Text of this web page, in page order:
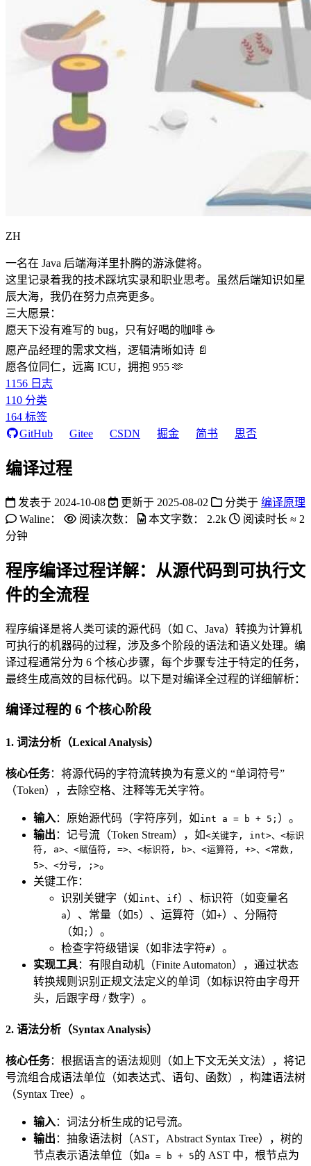
ZH
一名在 Java 后端海洋里扑腾的游泳健将。
这里记录着我的技术踩坑实录和职业思考。虽然后端知识如星
辰大海，我仍在努力点亮更多。
三大愿景：
愿天下没有难写的 bug，只有好喝的咖啡 ☕️
愿产品经理的需求文档，逻辑清晰如诗 📄
愿各位同仁，远离 ICU，拥抱 955 🫶
1156 日志
110 分类
164 标签
GitHub
Gitee CSDN 掘金 简书 思否
编译过程
发表于 2024-10-08 更新于 2025-08-02 分类于 编译原理
Waline：
阅读次数： 本文字数： 2.2k 阅读时长 ≈ 2
分钟
程序编译过程详解：从源代码到可执行文
件的全流程
程序编译是将人类可读的源代码（如 C、Java）转换为计算机
可执行的机器码的过程，涉及多个阶段的语法和语义处理。编
译过程通常分为 6 个核心步骤，每个步骤专注于特定的任务，
最终生成高效的目标代码。以下是对编译全过程的详细解析：
编译过程的 6 个核心阶段
1. 词法分析（Lexical Analysis）
核心任务：将源代码的字符流转换为有意义的 “单词符号”
（Token），去除空格、注释等无关字符。
输入：原始源代码（字符序列，如 int a = b + 5; ）。
输出 ：记号流（Token Stream），如<关键字, int>、<标识
符, a>、<赋值符, =>、<标识符, b>、<运算符, +>、<常数,
5>、<分号, ;>。
关键工作：
识别关键字（如 int、 if）、标识符（如变量名
a）、常量（如 5）、运算符（如+）、分隔符
（如 ; ）。
检查字符级错误（如非法字符#）。
实现工具：有限自动机（Finite Automaton），通过状态
转换规则识别正规文法定义的单词（如标识符由字母开
头，后跟字母 / 数字）。
2. 语法分析（Syntax Analysis）
核心任务：根据语言的语法规则（如上下文无关文法），将记
号流组合成语法单位（如表达式、语句、函数），构建语法树
（Syntax Tree）。
输入：词法分析生成的记号流。
输出 ：抽象语法树（AST，Abstract Syntax Tree），树的
节点表示语法单位（如 a = b + 5的 AST 中，根节点为